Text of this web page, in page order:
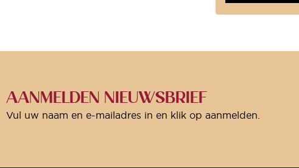
AANMELDEN NIEUWSBRIEF
Vul uw naam en e-mailadres in en klik op aanmelden.